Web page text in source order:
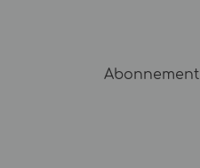
Abonnement